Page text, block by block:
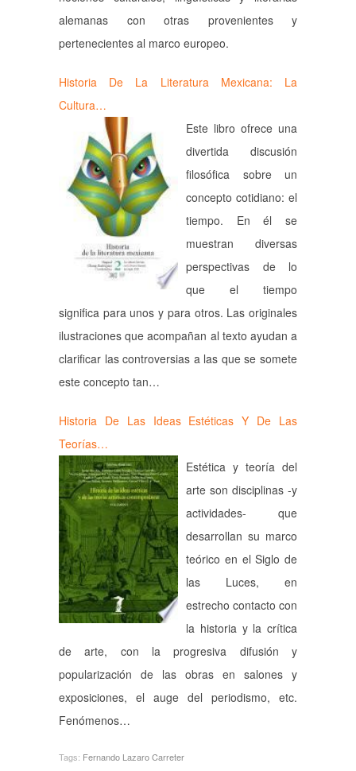
alemanas con otras provenientes y
pertenecientes al marco europeo.
Historia De La Literatura Mexicana: La
Cultura…
Este libro ofrece una
divertida discusión
filosófica sobre un
concepto cotidiano: el
tiempo. En él se
muestran diversas
perspectivas de lo
que el tiempo
significa para unos y para otros. Las originales
ilustraciones que acompañan al texto ayudan a
clarificar las controversias a las que se somete
este concepto tan…
Historia De Las Ideas Estéticas Y De Las
Teorías…
Estética y teoría del
arte son disciplinas -y
actividades- que
desarrollan su marco
teórico en el Siglo de
las Luces, en
estrecho contacto con
la historia y la crítica
de arte, con la progresiva difusión y
popularización de las obras en salones y
exposiciones, el auge del periodismo, etc.
Fenómenos…
Tags: Fernando Lazaro Carreter